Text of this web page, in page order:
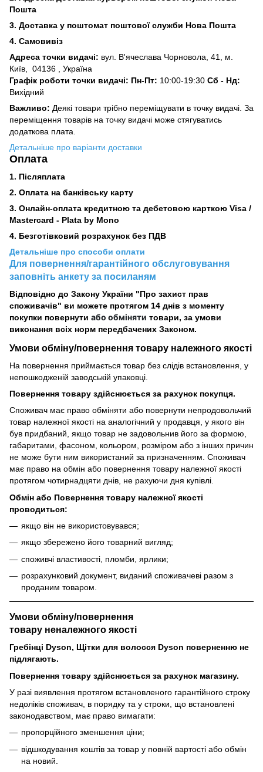
Пошта
3. Доставка у поштомат поштової служби Нова Пошта
4. Самовивіз
Адреса точки видачі: вул. В'ячеслава Чорновола, 41, м.
Київ,
04136 , Україна
Графік роботи точки видачі: Пн-Пт: 10:00-19:30 Сб - Нд:
Вихідний
Важливо: Деякі товари трібно переміщувати в точку видачі. За
переміщення товарів на точку видачі може стягуватись
додаткова плата.
Детальніше про варіанти доставки
Оплата
1. Післяплата
2. Оплата на банківську карту
3. Онлайн-оплата кредитною та дебетовою карткою Visa /
Mastercard - Plata by Mono
4. Безготівковий розрахунок без ПДВ
Детальніше про способи оплати
Для повернення/гарантійного обслуговування
заповніть анкету за посиланям
Відповідно до Закону України "Про захист прав
споживачів" ви можете протягом 14 днів з моменту
покупки повернути або обміняти товари, за умови
виконання всіх норм передбачених Законом.
Умови обміну/повернення товару належного якості
На повернення приймається товар без слідів встановлення, у
непошкодженій заводській упаковці.
Повернення товару здійснюється за рахунок покупця.
Споживач має право обміняти або повернути непродовольчий
товар належної якості на аналогічний у продавця, у якого він
був придбаний, якщо товар не задовольнив його за формою,
габаритами, фасоном, кольором, розміром або з інших причин
не може бути ним використаний за призначенням. Споживач
має право на обмін або повернення товару належної якості
протягом чотирнадцяти днів, не рахуючи дня купівлі.
Обмін або Повернення товару належної якості
проводиться:
якщо він не використовувався;
якщо збережено його товарний вигляд;
споживчі властивості, пломби, ярлики;
розрахунковий документ, виданий споживачеві разом з
проданим товаром.
Умови обміну/повернення
товару неналежного якості
Гребінці Dyson, Щітки для волосся Dyson поверненню не
підлягають.
Повернення товару здійснюється за рахунок магазину.
У разі виявлення протягом встановленого гарантійного строку
недоліків споживач, в порядку та у строки, що встановлені
законодавством, має право вимагати:
пропорційного зменшення ціни;
відшкодування коштів за товар у повній вартості або обмін
на новий.